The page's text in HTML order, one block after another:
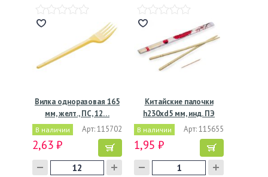
Вилка одноразовая 165
мм, желт., ПС, 12…
В наличии Арт: 115702
2,63 ₽
Китайские палочки
h230хd5 мм, инд. ПЭ
упак.…
В наличии Арт: 115655
1,95 ₽